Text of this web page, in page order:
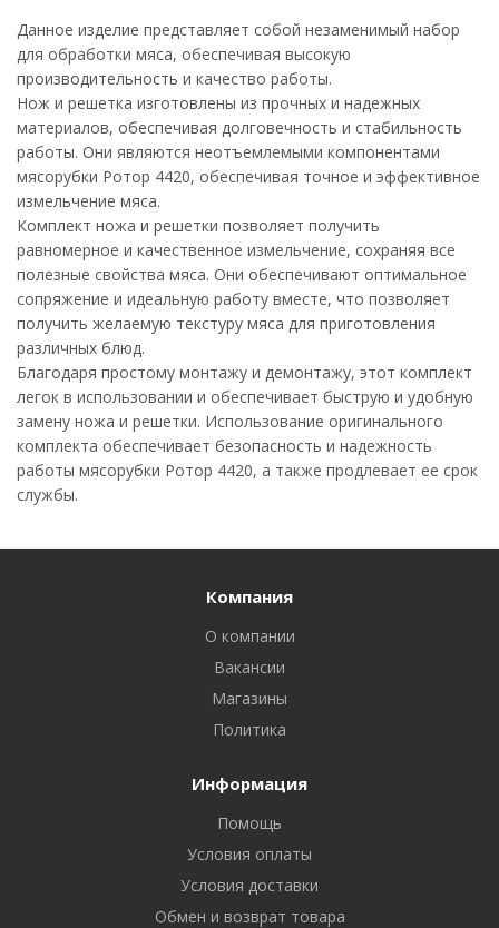
Данное изделие представляет собой незаменимый набор
для обработки мяса, обеспечивая высокую
производительность и качество работы.
Нож и решетка изготовлены из прочных и надежных
материалов, обеспечивая долговечность и стабильность
работы. Они являются неотъемлемыми компонентами
мясорубки Ротор 4420, обеспечивая точное и эффективное
измельчение мяса.
Комплект ножа и решетки позволяет получить
равномерное и качественное измельчение, сохраняя все
полезные свойства мяса. Они обеспечивают оптимальное
сопряжение и идеальную работу вместе, что позволяет
получить желаемую текстуру мяса для приготовления
различных блюд.
Благодаря простому монтажу и демонтажу, этот комплект
легок в использовании и обеспечивает быструю и удобную
замену ножа и решетки. Использование оригинального
комплекта обеспечивает безопасность и надежность
работы мясорубки Ротор 4420, а также продлевает ее срок
службы.
Компания
О компании
Вакансии
Магазины
Политика
Информация
Помощь
Условия оплаты
Условия доставки
Обмен и возврат товара